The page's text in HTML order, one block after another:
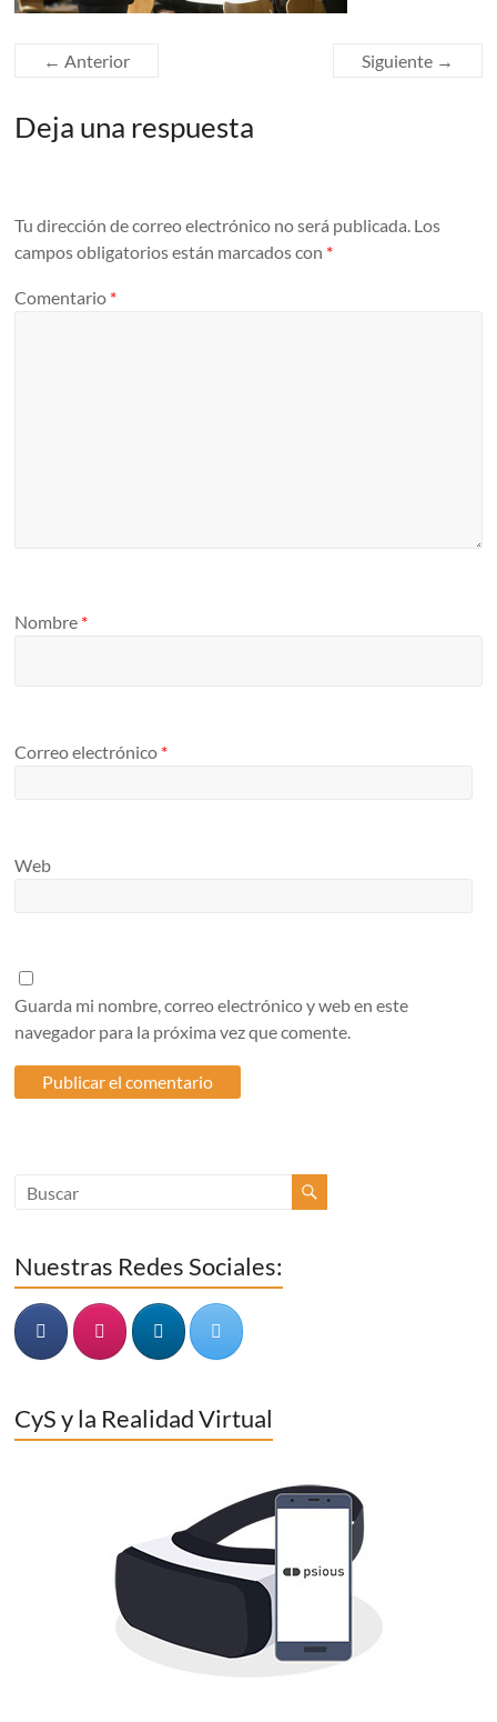
← Anterior Siguiente →
Deja una respuesta
Tu dirección de correo electrónico no será publicada. Los
campos obligatorios están marcados con *
Comentario *
Nombre *
Correo electrónico *
Web
Guarda mi nombre, correo electrónico y web en este
navegador para la próxima vez que comente.
Nuestras Redes Sociales:
CyS y la Realidad Virtual